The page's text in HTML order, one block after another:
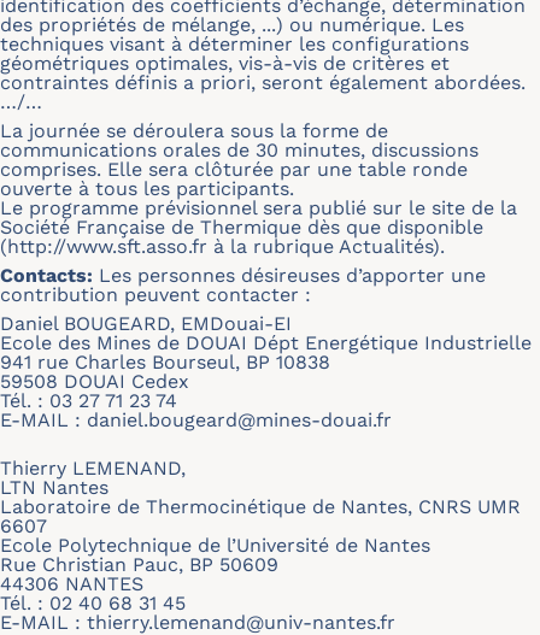
identification des coefficients d’échange, détermination
des propriétés de mélange, ...) ou numérique. Les
techniques visant à déterminer les configurations
géométriques optimales, vis-à-vis de critères et
contraintes définis a priori, seront également abordées.
…/…
La journée se déroulera sous la forme de
communications orales de 30 minutes, discussions
comprises. Elle sera clôturée par une table ronde
ouverte à tous les participants.
Le programme prévisionnel sera publié sur le site de la
Société Française de Thermique dès que disponible
(http://www.sft.asso.fr à la rubrique Actualités).
Contacts: Les personnes désireuses d’apporter une
contribution peuvent contacter :
Daniel BOUGEARD, EMDouai-EI
Ecole des Mines de DOUAI Dépt Energétique Industrielle
941 rue Charles Bourseul, BP 10838
59508 DOUAI Cedex
Tél. : 03 27 71 23 74
E-MAIL : daniel.bougeard@mines-douai.fr
Thierry LEMENAND,
LTN Nantes
Laboratoire de Thermocinétique de Nantes, CNRS UMR
6607
Ecole Polytechnique de l’Université de Nantes
Rue Christian Pauc, BP 50609
44306 NANTES
Tél. : 02 40 68 31 45
E-MAIL : thierry.lemenand@univ-nantes.fr